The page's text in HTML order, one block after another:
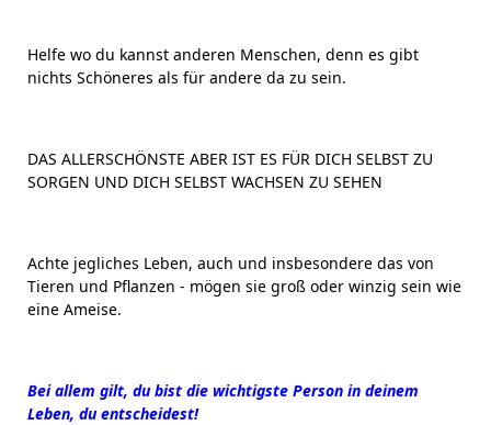
Helfe wo du kannst anderen Menschen, denn es gibt
nichts Schöneres als für andere da zu sein.
DAS ALLERSCHÖNSTE ABER IST ES FÜR DICH SELBST ZU
SORGEN UND DICH SELBST WACHSEN ZU SEHEN
Achte jegliches Leben, auch und insbesondere das von
Tieren und Pflanzen - mögen sie groß oder winzig sein wie
eine Ameise.
Bei allem gilt, du bist die wichtigste Person in deinem
Leben, du entscheidest!